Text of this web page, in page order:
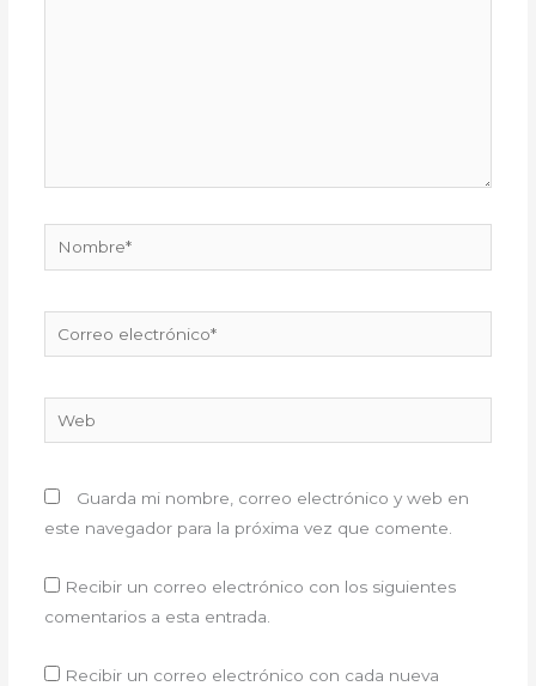
Nombre*
electrónico*
Guarda mi nombre, correo electrónico y web en
este navegador para la próxima vez que comente.
Recibir un correo electrónico con los siguientes
comentarios a esta entrada.
Recibir un correo electrónico con cada nueva